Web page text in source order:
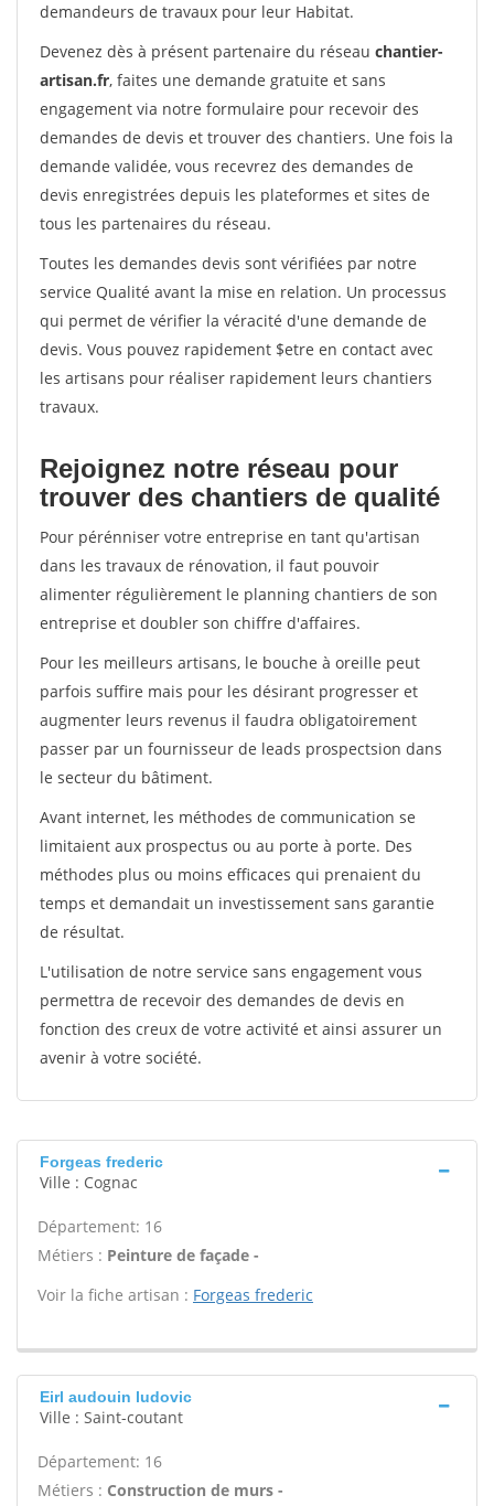
demandeurs de travaux pour leur Habitat.
Devenez dès à présent partenaire du réseau chantier-
artisan.fr, faites une demande gratuite et sans
engagement via notre formulaire pour recevoir des
demandes de devis et trouver des chantiers. Une fois la
demande validée, vous recevrez des demandes de
devis enregistrées depuis les plateformes et sites de
tous les partenaires du réseau.
Toutes les demandes devis sont vérifiées par notre
service Qualité avant la mise en relation. Un processus
qui permet de vérifier la véracité d'une demande de
devis. Vous pouvez rapidement $etre en contact avec
les artisans pour réaliser rapidement leurs chantiers
travaux.
Rejoignez notre réseau pour
trouver des chantiers de qualité
Pour pérénniser votre entreprise en tant qu'artisan
dans les travaux de rénovation, il faut pouvoir
alimenter régulièrement le planning chantiers de son
entreprise et doubler son chiffre d'affaires.
Pour les meilleurs artisans, le bouche à oreille peut
parfois suffire mais pour les désirant progresser et
augmenter leurs revenus il faudra obligatoirement
passer par un fournisseur de leads prospectsion dans
le secteur du bâtiment.
Avant internet, les méthodes de communication se
limitaient aux prospectus ou au porte à porte. Des
méthodes plus ou moins efficaces qui prenaient du
temps et demandait un investissement sans garantie
de résultat.
L'utilisation de notre service sans engagement vous
permettra de recevoir des demandes de devis en
fonction des creux de votre activité et ainsi assurer un
avenir à votre société.
Forgeas frederic
Ville : Cognac
Département: 16
Métiers : Peinture de façade -
Voir la fiche artisan : Forgeas frederic
Eirl audouin ludovic
Ville : Saint-coutant
Département: 16
Métiers : Construction de murs -